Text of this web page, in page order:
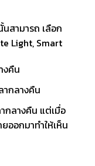
สามารถ เลือก
Light, Smart
งคืน
ากลางคืน
กลางคืน แต่เมื่อ
ออกมาทำให้เห็น